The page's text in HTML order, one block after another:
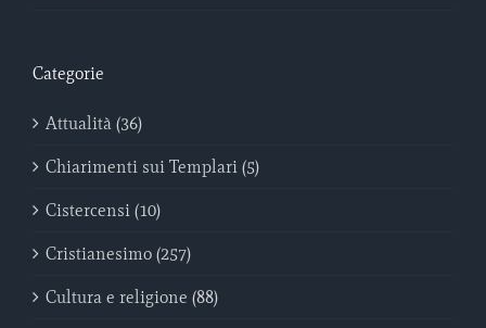
Categorie
Attualità (36)
Chiarimenti sui Templari (5)
Cistercensi (10)
Cristianesimo (257)
Cultura e religione (88)